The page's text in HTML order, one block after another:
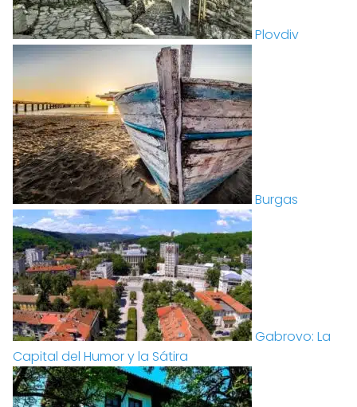
Plovdiv
Burgas
Gabrovo: La
Capital del Humor y la Sátira